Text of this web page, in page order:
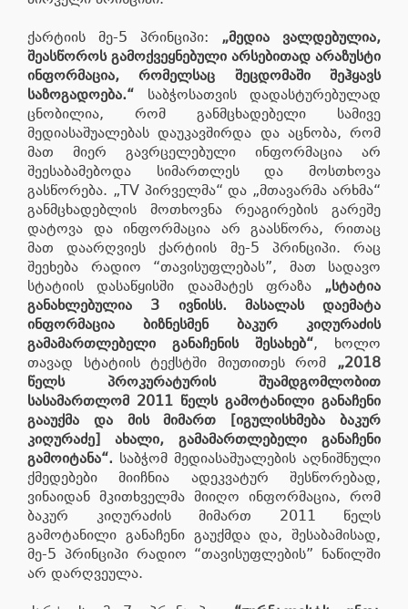
ქარტიის მე-5 პრინციპი:
„მედია ვალდებულია,
შეასწოროს გამოქვეყნებული არსებითად არაზუსტი
ინფორმაცია, რომელსაც შეცდომაში შეჰყავს
საზოგადოება.“ საბჭოსათვის დადასტურებულად
ცნობილია, რომ განმცხადებელი სამივე
მედიასაშუალებას დაუკავშირდა და აცნობა, რომ
მათ მიერ გავრცელებული ინფორმაცია არ
შეესაბამებოდა სიმართლეს და მოსთხოვა
გასწორება. „TV პირველმა“ და „მთავარმა არხმა“
განმცხადებლის მოთხოვნა რეაგირების გარეშე
დატოვა და ინფორმაცია არ გაასწორა, რითაც
მათ დაარღვიეს ქარტიის მე-5 პრინციპი. რაც
შეეხება რადიო “თავისუფლებას”, მათ სადავო
სტატიის დასაწყისში დაამატეს ფრაზა
„სტატია
განახლებულია 3 ივნისს. მასალას დაემატა
ინფორმაცია ბიზნესმენ ბაკურ კიღურაძის
გამამართლებელი განაჩენის შესახებ“, ხოლო
თავად სტატიის ტექსტში მიუთითეს რომ
„2018
წელს პროკურატურის შუამდგომლობით
სასამართლომ 2011 წელს გამოტანილი განაჩენი
გააუქმა და მის მიმართ [იგულისხმება ბაკურ
კიღურაძე] ახალი, გამამართლებელი განაჩენი
გამოიტანა“. საბჭომ მედიასაშუალების აღნიშნული
ქმედებები მიიჩნია ადეკვატურ შესწორებად,
ვინაიდან მკითხველმა მიიღო ინფორმაცია, რომ
ბაკურ კიღურაძის მიმართ 2011 წელს
გამოტანილი განაჩენი გაუქმდა და, შესაბამისად,
მე-5 პრინციპი რადიო “თავისუფლების” ნაწილში
არ დარღვეულა.